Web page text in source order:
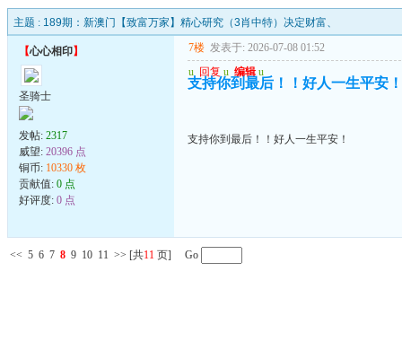
主题 : 189期：新澳门【致富万家】精心研究（3肖中特）决定财富、
【心心相印】
圣骑士
发帖: 2317
威望: 20396 点
铜币: 10330 枚
贡献值: 0 点
好评度: 0 点
7楼 发表于: 2026-07-08 01:52
u 回复 u 编辑 u
支持你到最后！！好人一生平安！
支持你到最后！！好人一生平安！
<< 5 6 7 8 9 10 11 >> [共11 页] Go